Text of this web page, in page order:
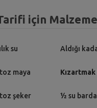
için
su
toz maya
toz şeker
Aldığı
½ su